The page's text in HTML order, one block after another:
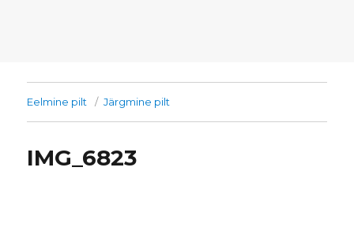
Eelmine pilt Järgmine pilt
IMG_6823